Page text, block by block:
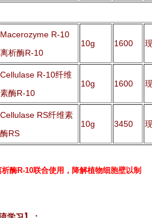
Macerozyme R-10
离析酶R-10
10g 1600
Cellulase R-10纤维
素酶R-10
10g 1600
Cellulase RS纤维素
酶RS
10g 3450
酶R-10联合使用，降解植物细胞壁以制